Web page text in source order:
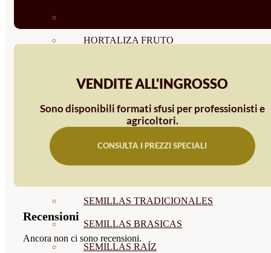
HORTALIZA FRUTO
HOJA
SEMILLAS AROMÁTICAS
SEMILLAS TRADICIONALES
SEMILLAS BRASICAS
SEMILLAS RAÍZ
VENDITE ALL'INGROSSO
Sono disponibili formati sfusi per professionisti e
agricoltori.
CONSULTA I PREZZI SPECIALI
Recensioni
Ancora non ci sono recensioni.